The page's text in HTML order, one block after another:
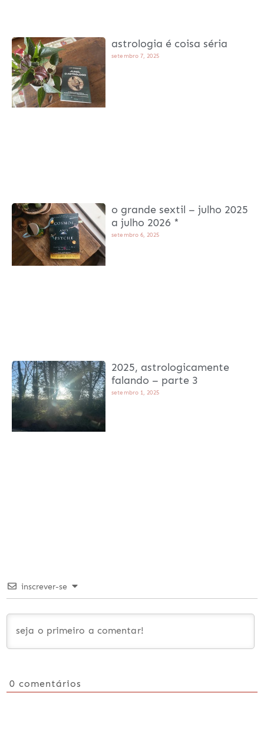
astrologia é coisa séria
setembro 7, 2025
o grande sextil – julho 2025
a julho 2026 *
setembro 6, 2025
2025, astrologicamente
falando – parte 3
setembro 1, 2025
inscrever-se
0 comentários